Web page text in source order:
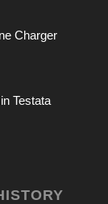
Charger
Testata